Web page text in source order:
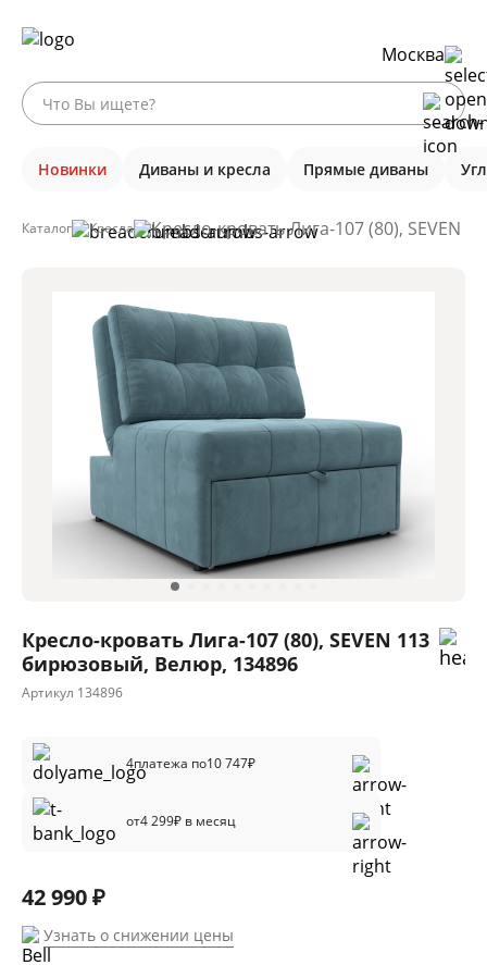
Москва
Новинки Диваны и кресла Прямые диваны
Каталог Кресла Кресло-кровать Лига-107 (80), SEVEN
Кресло-кровать Лига-107 (80), SEVEN 113
бирюзовый, Велюр, 134896
Артикул 134896
4платежа по10 747₽
от4 299₽ в месяц
42 990 ₽
Узнать о снижении цены